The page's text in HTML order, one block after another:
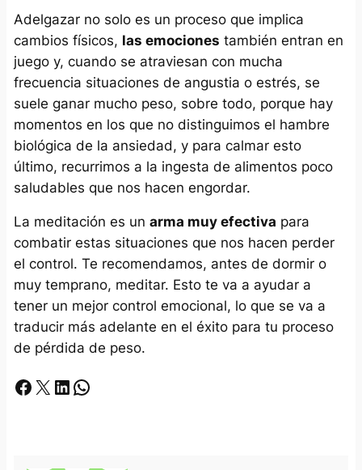
Adelgazar no solo es un proceso que implica
cambios físicos, las emociones también entran en
juego y, cuando se atraviesan con mucha
frecuencia situaciones de angustia o estrés, se
suele ganar mucho peso, sobre todo, porque hay
momentos en los que no distinguimos el hambre
biológica de la ansiedad, y para calmar esto
último, recurrimos a la ingesta de alimentos poco
saludables que nos hacen engordar.
La meditación es un arma muy efectiva para
combatir estas situaciones que nos hacen perder
el control. Te recomendamos, antes de dormir o
muy temprano, meditar. Esto te va a ayudar a
tener un mejor control emocional, lo que se va a
traducir más adelante en el éxito para tu proceso
de pérdida de peso.
Facebook X LinkedIn Whatsapp